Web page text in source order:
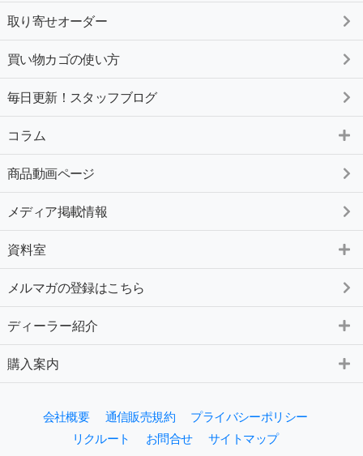
取り寄せオーダー
買い物カゴの使い方
毎日更新！スタッフブログ
コラム
商品動画ページ
メディア掲載情報
資料室
メルマガの登録はこちら
ディーラー紹介
購入案内
会社概要 通信販売規約
プライバシーポリシー
リクルート
お問合せ サイトマップ